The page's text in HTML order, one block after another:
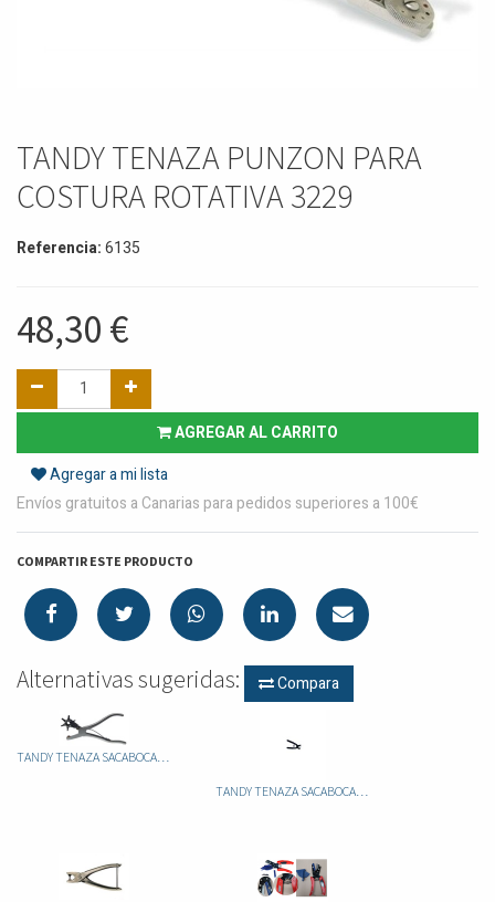
TANDY TENAZA PUNZON PARA
COSTURA ROTATIVA 3229
Referencia:6135
48,30 €
AGREGAR AL CARRITO
Agregar a mi lista
Envíos gratuitos a Canarias para pedidos superiores a 100€
COMPARTIR ESTE PRODUCTO
Alternativas sugeridas: Compara